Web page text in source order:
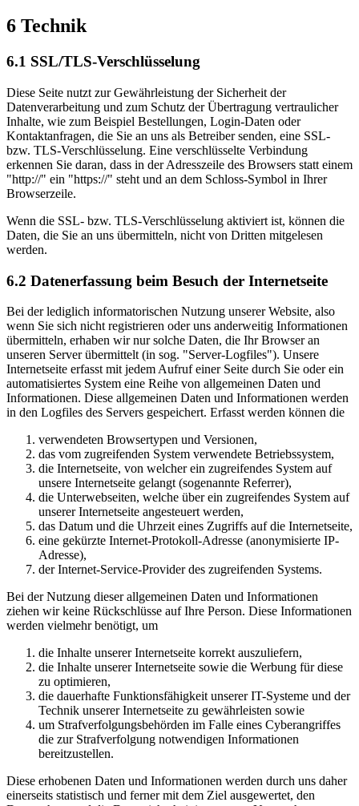
6 Technik
6.1 SSL/TLS-Verschlüsselung
Diese Seite nutzt zur Gewährleistung der Sicherheit der
Datenverarbeitung und zum Schutz der Übertragung vertraulicher
Inhalte, wie zum Beispiel Bestellungen, Login-Daten oder
Kontaktanfragen, die Sie an uns als Betreiber senden, eine SSL-
bzw. TLS-Verschlüsselung. Eine verschlüsselte Verbindung
erkennen Sie daran, dass in der Adresszeile des Browsers statt einem
"http://" ein "https://" steht und an dem Schloss-Symbol in Ihrer
Browserzeile.
Wenn die SSL- bzw. TLS-Verschlüsselung aktiviert ist, können die
Daten, die Sie an uns übermitteln, nicht von Dritten mitgelesen
werden.
6.2 Datenerfassung beim Besuch der Internetseite
Bei der lediglich informatorischen Nutzung unserer Website, also
wenn Sie sich nicht registrieren oder uns anderweitig Informationen
übermitteln, erhaben wir nur solche Daten, die Ihr Browser an
unseren Server übermittelt (in sog. "Server-Logfiles"). Unsere
Internetseite erfasst mit jedem Aufruf einer Seite durch Sie oder ein
automatisiertes System eine Reihe von allgemeinen Daten und
Informationen. Diese allgemeinen Daten und Informationen werden
in den Logfiles des Servers gespeichert. Erfasst werden können die
verwendeten Browsertypen und Versionen,
das vom zugreifenden System verwendete Betriebssystem,
die Internetseite, von welcher ein zugreifendes System auf
unsere Internetseite gelangt (sogenannte Referrer),
die Unterwebseiten, welche über ein zugreifendes System auf
unserer Internetseite angesteuert werden,
das Datum und die Uhrzeit eines Zugriffs auf die Internetseite,
eine gekürzte Internet-Protokoll-Adresse (anonymisierte IP-
Adresse),
der Internet-Service-Provider des zugreifenden Systems.
Bei der Nutzung dieser allgemeinen Daten und Informationen
ziehen wir keine Rückschlüsse auf Ihre Person. Diese Informationen
werden vielmehr benötigt, um
die Inhalte unserer Internetseite korrekt auszuliefern,
die Inhalte unserer Internetseite sowie die Werbung für diese
zu optimieren,
die dauerhafte Funktionsfähigkeit unserer IT-Systeme und der
Technik unserer Internetseite zu gewährleisten sowie
um Strafverfolgungsbehörden im Falle eines Cyberangriffes
die zur Strafverfolgung notwendigen Informationen
bereitzustellen.
Diese erhobenen Daten und Informationen werden durch uns daher
einerseits statistisch und ferner mit dem Ziel ausgewertet, den